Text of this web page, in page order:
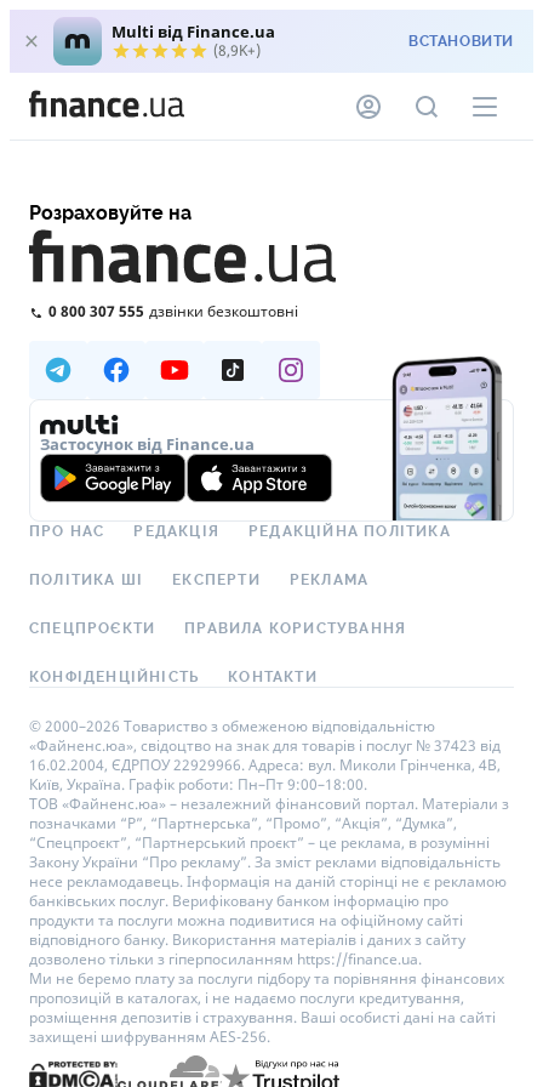
Multi від Finance.ua
(8,9K+) ВСТАНОВИТИ
Розраховуйте на
0 800 307 555 дзвінки безкоштовні
Застосунок від Finance.ua
ПРО НАС РЕДАКЦІЯ РЕДАКЦІЙНА ПОЛІТИКА
ПОЛІТИКА ШІ ЕКСПЕРТИ РЕКЛАМА
СПЕЦПРОЄКТИ ПРАВИЛА КОРИСТУВАННЯ
КОНФІДЕНЦІЙНІСТЬ КОНТАКТИ
© 2000–2026 Товариство з обмеженою відповідальністю
«Файненс.юа», свідоцтво на знак для товарів і послуг № 37423 від
16.02.2004, ЄДРПОУ 22929966. Адреса: вул. Миколи Грінченка, 4В,
Київ, Україна. Графік роботи: Пн–Пт 9:00–18:00.
ТОВ «Файненс.юа» – незалежний фінансовий портал. Матеріали з
позначками “Р”, “Партнерська”, “Промо”, “Акція”, “Думка”,
“Спецпроєкт”, “Партнерський проєкт” – це реклама, в розумінні
Закону України “Про рекламу”. За зміст реклами відповідальність
несе рекламодавець. Інформація на даній сторінці не є рекламою
банківських послуг. Верифіковану банком інформацію про
продукти та послуги можна подивитися на офіційному сайті
відповідного банку. Використання матеріалів і даних з сайту
дозволено тільки з гіперпосиланням https://finance.ua.
Ми не беремо плату за послуги підбору та порівняння фінансових
пропозицій в каталогах, і не надаємо послуги кредитування,
розміщення депозитів і страхування. Ваші особисті дані на сайті
захищені шифруванням AES-256.